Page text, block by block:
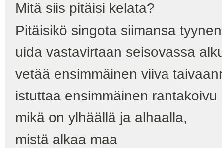
Mitä siis pitäisi kelata?
Pitäisikö singota siimansa
uida vastavirtaan seisovassa
vetää ensimmäinen viiva
istuttaa ensimmäinen rantakoivu
mikä on ylhäällä ja alhaalla,
mistä alkaa maa